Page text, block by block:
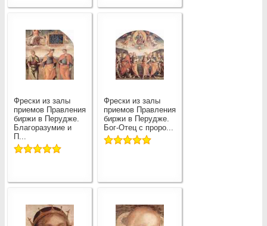
Фрески из залы
приемов Правления
биржи в Перудже.
Благоразумие и
П...
Фрески из залы
приемов Правления
биржи в Перудже.
Бог-Отец с проро...